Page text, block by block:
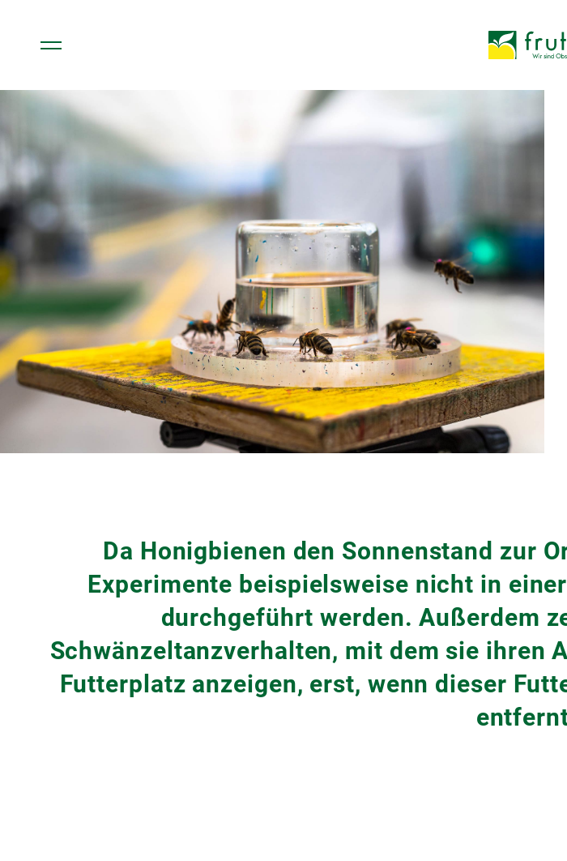
Da Honigbienen den Sonnenstand zur
Experimente beispielsweise nicht in
durchgeführt werden. Außerdem
Schwänzeltanzverhalten, mit dem sie ihren
Futterplatz anzeigen, erst, wenn dieser